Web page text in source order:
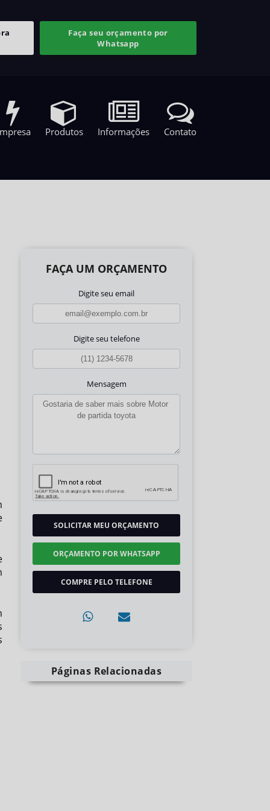
Faça seu orçamento por
Whatsapp
Produtos Informações Contato
FAÇA UM ORÇAMENTO
Digite seu email
Digite seu telefone
Mensagem
SOLICITAR MEU ORÇAMENTO
ORÇAMENTO POR WHATSAPP
COMPRE PELO TELEFONE
Páginas Relacionadas